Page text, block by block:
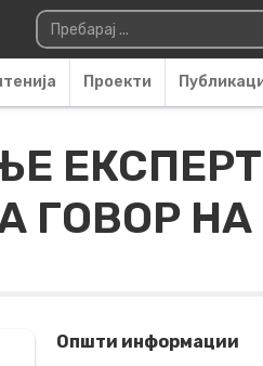
Main
Пребарувај за:
Проекти
ГОВОР
Општи информации